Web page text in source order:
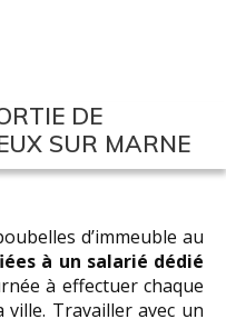
DE
SUR MARNE
d’immeuble au
à un salarié dédié
à effectuer chaque
Travailler avec un